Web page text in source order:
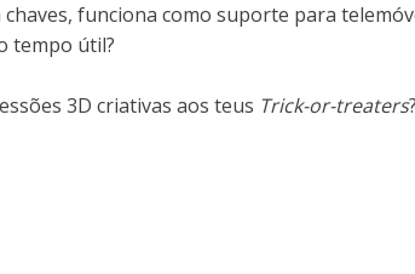
funciona como suporte para
tempo útil?
3D criativas aos teus Trick-or-treaters